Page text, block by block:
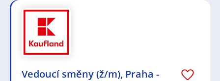
Vedoucí směny (ž/m), Praha -